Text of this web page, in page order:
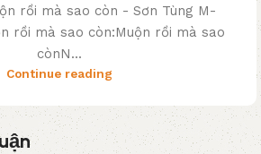
rồi mà sao còn - Sơn Tùng M-
rồi mà sao còn:Muộn rồi mà sao
cònN...
Continue reading